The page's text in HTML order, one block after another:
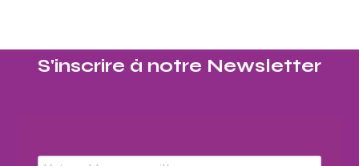
S'inscrire à notre Newsletter​